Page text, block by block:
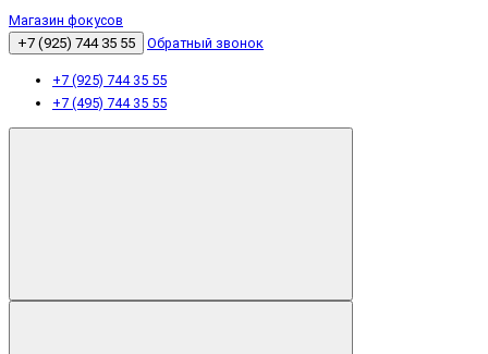
Магазин фокусов
+7 (925) 744 35 55
Обратный звонок
+7 (925) 744 35 55
+7 (495) 744 35 55